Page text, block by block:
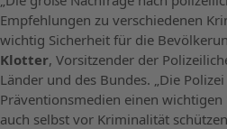
Empfehlungen zu verschiedenen
wichtig Sicherheit für die
Klotter, Vorsitzender der
Länder und des Bundes. „Die
Präventionsmedien einen
auch selbst vor Kriminalität